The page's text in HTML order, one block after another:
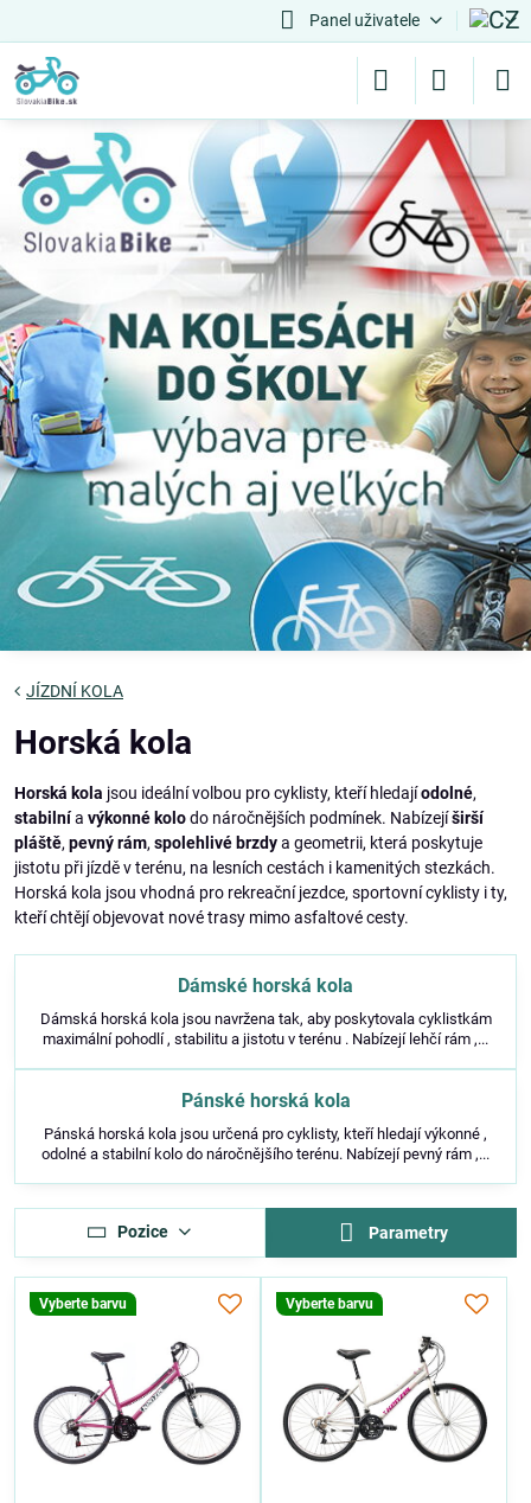
Panel uživatele
JÍZDNÍ KOLA
Horská kola
Horská kola jsou ideální volbou pro cyklisty, kteří hledajíodolné,
stabilnía výkonné kolodo náročnějších podmínek. Nabízejíširší
pláště, pevný rám, spolehlivé brzdya geometrii, která poskytuje
jistotu při jízdě v terénu, na lesních cestách i kamenitých stezkách.
Horská kola jsou vhodná pro rekreační jezdce, sportovní cyklisty i ty,
kteří chtějí objevovat nové trasy mimo asfaltové cesty.
Dámské horská kola
Dámská horská kola jsou navržena tak, aby poskytovala cyklistkám
maximální pohodlí , stabilitu a jistotu v terénu . Nabízejí lehčí rám ,...
Pánské horská kola
Pánská horská kola jsou určená pro cyklisty, kteří hledají výkonné ,
odolné a stabilní kolo do náročnějšího terénu. Nabízejí pevný rám ,...
Pozice Parametry
Vyberte barvu Vyberte barvu